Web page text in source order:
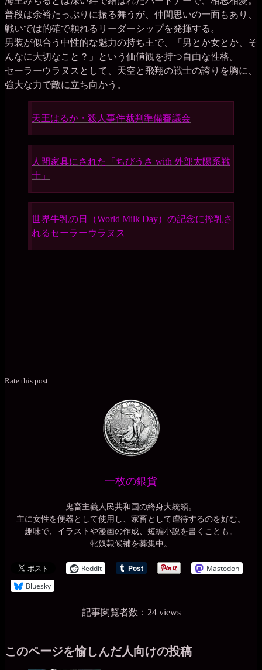
普段は余裕たっぷりに振る舞うが、仲間思いの一面もあり、
戦いでは的確で頼れるリーダーシップを発揮する。
男装が似合う中性的な魅力の持ち主で、「男とか女とか、そ
んなに大切なこと？」という価値観を持つ自由な性格。
セーラーウラヌスとして、天空と飛翔の戦士の誇りを胸に、
強大な力で敵に立ち向かう。
天王はるか・殺人事件裁判準備審議会
人間家具にされた「ちびうさ with 外部太陽系戦
士」
世界牛乳の日（World Milk Day）の記念に搾乳さ
れるセーラーウラヌス
Rate this post
一枚の銀貨
鬼畜主義人民共和国の終身大統領。
主に女性を便器として使用し、家畜として虐待するのを好む。
趣味で、イラストや漫画の作成、短編小説を書くことも。
牝奴隷候補を募集中。
Reddit
Mastodon
Bluesky
記事閲覧者数：24 views
このページを愉しんだ人向けの投稿